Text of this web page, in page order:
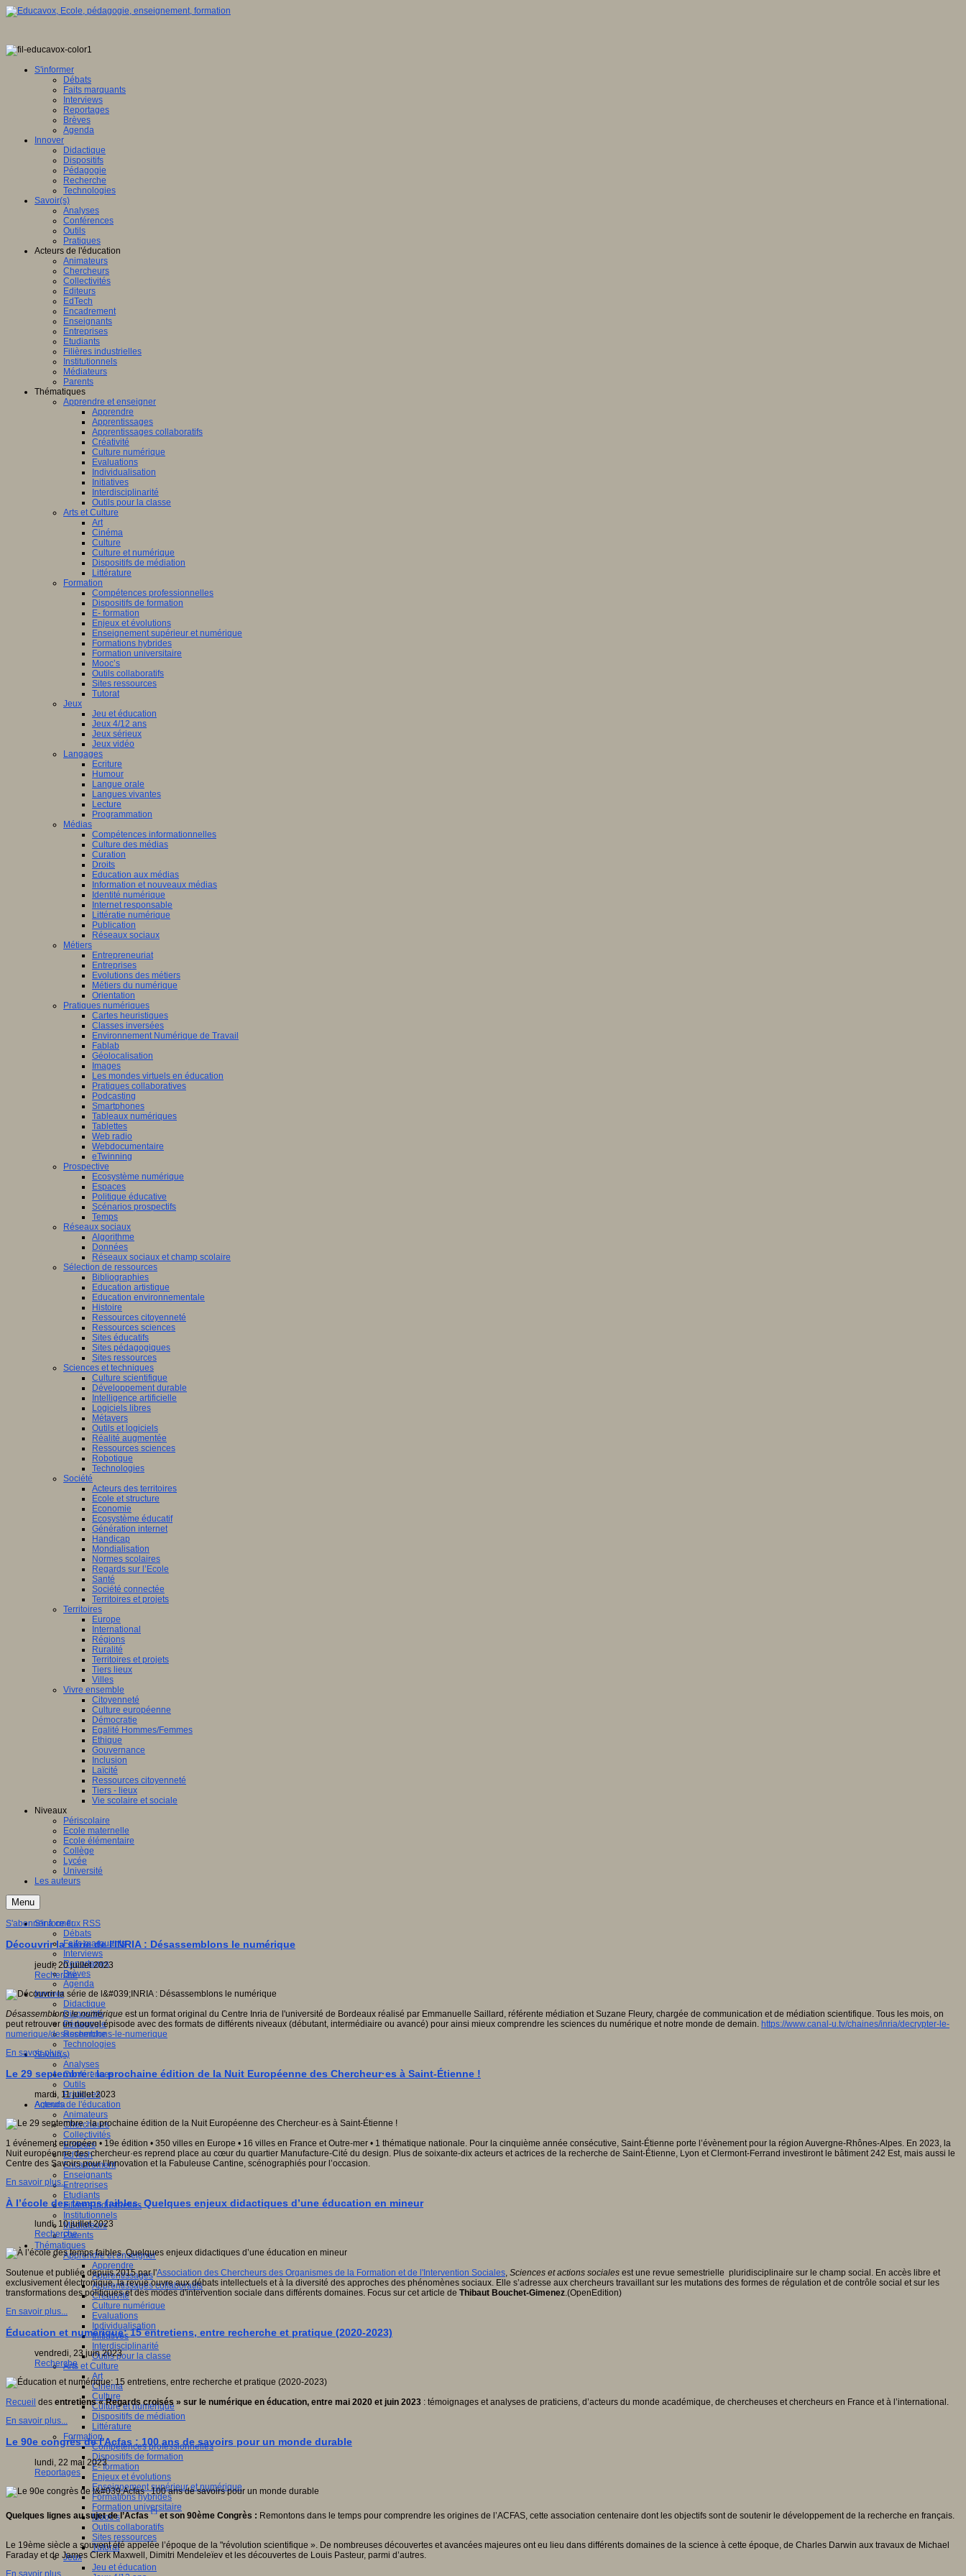
S'informer
Débats
Faits marquants
Interviews
Reportages
Brèves
Agenda
Innover
Didactique
Dispositifs
Pédagogie
Recherche
Technologies
Savoir(s)
Analyses
Conférences
Outils
Pratiques
Acteurs de l'éducation
Animateurs
Chercheurs
Collectivités
Editeurs
EdTech
Encadrement
Enseignants
Entreprises
Etudiants
Filières industrielles
Institutionnels
Médiateurs
Parents
Thématiques
Apprendre et enseigner
Apprendre
Apprentissages
Apprentissages collaboratifs
Créativité
Culture numérique
Evaluations
Individualisation
Initiatives
Interdisciplinarité
Outils pour la classe
Arts et Culture
Art
Cinéma
Culture
Culture et numérique
Dispositifs de médiation
Littérature
Formation
Compétences professionnelles
Dispositifs de formation
E- formation
Enjeux et évolutions
Enseignement supérieur et numérique
Formations hybrides
Formation universitaire
Mooc’s
Outils collaboratifs
Sites ressources
Tutorat
Jeux
Jeu et éducation
Jeux 4/12 ans
Jeux sérieux
Jeux vidéo
Langages
Ecriture
Humour
Langue orale
Langues vivantes
Lecture
Programmation
Médias
Compétences informationnelles
Culture des médias
Curation
Droits
Education aux médias
Information et nouveaux médias
Identité numérique
Internet responsable
Littératie numérique
Publication
Réseaux sociaux
Métiers
Entrepreneuriat
Entreprises
Evolutions des métiers
Métiers du numérique
Orientation
Pratiques numériques
Cartes heuristiques
Classes inversées
Environnement Numérique de Travail
Fablab
Géolocalisation
Images
Les mondes virtuels en éducation
Pratiques collaboratives
Podcasting
Smartphones
Tableaux numériques
Tablettes
Web radio
Webdocumentaire
eTwinning
Prospective
Ecosystème numérique
Espaces
Politique éducative
Scénarios prospectifs
Temps
Réseaux sociaux
Algorithme
Données
Réseaux sociaux et champ scolaire
Sélection de ressources
Bibliographies
Education artistique
Education environnementale
Histoire
Ressources citoyenneté
Ressources sciences
Sites éducatifs
Sites pédagogiques
Sites ressources
Sciences et techniques
Culture scientifique
Développement durable
Intelligence artificielle
Logiciels libres
Métavers
Outils et logiciels
Réalité augmentée
Ressources sciences
Robotique
Technologies
Société
Acteurs des territoires
Ecole et structure
Economie
Ecosystème éducatif
Génération internet
Handicap
Mondialisation
Normes scolaires
Regards sur l’Ecole
Santé
Société connectée
Territoires et projets
Territoires
Europe
International
Régions
Ruralité
Territoires et projets
Tiers lieux
Villes
Vivre ensemble
Citoyenneté
Culture européenne
Démocratie
Egalité Hommes/Femmes
Ethique
Gouvernance
Inclusion
Laïcité
Ressources citoyenneté
Tiers - lieux
Vie scolaire et sociale
Niveaux
Périscolaire
Ecole maternelle
Ecole élémentaire
Collège
Lycée
Université
Les auteurs
Menu
S'informer
Débats
Faits marquants
Interviews
Reportages
Brèves
Agenda
Innover
Didactique
Dispositifs
Pédagogie
Recherche
Technologies
Savoir(s)
Analyses
Conférences
Outils
Pratiques
Acteurs de l'éducation
Animateurs
Chercheurs
Collectivités
Editeurs
EdTech
Encadrement
Enseignants
Entreprises
Etudiants
Filières industrielles
Institutionnels
Médiateurs
Parents
Thématiques
Apprendre et enseigner
Apprendre
Apprentissages
Apprentissages collaboratifs
Créativité
Culture numérique
Evaluations
Individualisation
Initiatives
Interdisciplinarité
Outils pour la classe
Arts et Culture
Art
Cinéma
Culture
Culture et numérique
Dispositifs de médiation
Littérature
Formation
Compétences professionnelles
Dispositifs de formation
E- formation
Enjeux et évolutions
Enseignement supérieur et numérique
Formations hybrides
Formation universitaire
Mooc’s
Outils collaboratifs
Sites ressources
Tutorat
Jeux
Jeu et éducation
S'abonner à ce flux RSS
Découvrir la série de l'INRIA : Désassemblons le numérique
jeudi, 20 juillet 2023
Recherche
Désassemblons le numérique est un format original du Centre Inria de l'université de Bordeaux réalisé par Emmanuelle Saillard, référente médiation et Suzane Fleury, chargée de communication et de médiation scientifique. Tous les mois, on
peut retrouver un nouvel épisode avec des formats de différents niveaux (débutant, intermédiaire ou avancé) pour ainsi mieux comprendre les sciences du numérique et notre monde de demain. https://www.canal-u.tv/chaines/inria/decrypter-le-
numerique/desassemblons-le-numerique
En savoir plus...
Le 29 septembre : la prochaine édition de la Nuit Européenne des Chercheur·es à Saint-Étienne !
mardi, 11 juillet 2023
Agenda
1 événement européen • 19e édition • 350 villes en Europe • 16 villes en France et Outre-mer • 1 thématique nationale. Pour la cinquième année consécutive, Saint-Étienne porte l’évènement pour la région Auvergne-Rhônes-Alpes. En 2023, la
Nuit européenne des chercheur·es reprend place au cœur du quartier Manufacture-Cité du design. Plus de soixante-dix acteurs et actrices de la recherche de Saint-Étienne, Lyon et Clermont-Ferrand investiront le bâtiment 242 Est, mais aussi le
Centre des Savoirs pour l’Innovation et la Fabuleuse Cantine, scénographiés pour l’occasion.
En savoir plus...
À l’école des temps faibles. Quelques enjeux didactiques d’une éducation en mineur
lundi, 10 juillet 2023
Recherche
Soutenue et publiée depuis 2015 par l'Association des Chercheurs des Organismes de la Formation et de l'Intervention Sociales, Sciences et actions sociales est une revue semestrielle pluridisciplinaire sur le champ social. En accès libre et
exclusivement électronique, la revue ouvre aux débats intellectuels et à la diversité des approches des phénomènes sociaux. Elle s’adresse aux chercheurs travaillant sur les mutations des formes de régulation et de contrôle social et sur les
transformations des politiques et des modes d'intervention sociale dans différents domaines. Focus sur cet article de Thibaut Bouchet-Gimenez.(OpenEdition)
En savoir plus...
Éducation et numérique: 15 entretiens, entre recherche et pratique (2020-2023)
vendredi, 23 juin 2023
Recherche
Recueil des entretiens « Regards croisés » sur le numérique en éducation, entre mai 2020 et juin 2023 : témoignages et analyses de praticiens, d’acteurs du monde académique, de chercheuses et chercheurs en France et à l’international.
En savoir plus...
Le 90e congrès de l'Acfas : 100 ans de savoirs pour un monde durable
lundi, 22 mai 2023
Reportages
Quelques lignes au sujet de l’Acfas
[*]
et son 90ème Congrès : Remontons dans le temps pour comprendre les origines de l’ACFAS, cette association centenaire dont les objectifs sont de soutenir le développement de la recherche en français.
Le 19ème siècle a souvent été appelée l’époque de la "révolution scientifique ». De nombreuses découvertes et avancées majeures ont eu lieu dans différents domaines de la science à cette époque, de Charles Darwin aux travaux de Michael
Faraday et de James Clerk Maxwell, Dimitri Mendeleïev et les découvertes de Louis Pasteur, parmi d’autres.
En savoir plus...